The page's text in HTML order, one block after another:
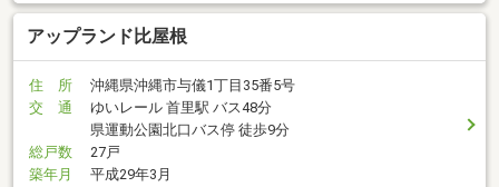
アップランド比屋根
住 所
沖縄県沖縄市与儀1丁目35番5号
交 通
ゆいレール 首里駅 バス48分
県運動公園北口バス停 徒歩9分
総戸数
27戸
築年月
平成29年3月